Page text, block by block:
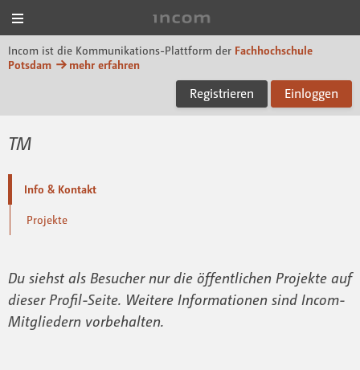
Incom ist die Kommunikations-Plattform der Fachhochschule
Potsdam
mehr erfahren
Registrieren Einloggen
TM
Info & Kontakt
Projekte
Du siehst als Besucher nur die öffentlichen Projekte auf
dieser Profil-Seite. Weitere Informationen sind Incom-
Mitgliedern vorbehalten.